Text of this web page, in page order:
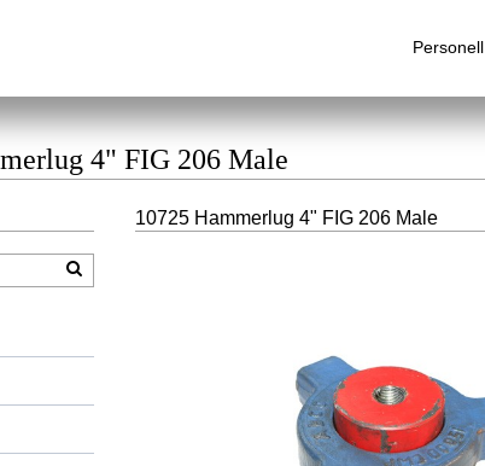
Personell
4" FIG 206 Male
10725 Hammerlug 4" FIG 206 Male